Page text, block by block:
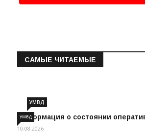
САМЫЕ ЧИТАЕМЫЕ
УМВД
Информация о состоянии
УМВД
10.08.2026